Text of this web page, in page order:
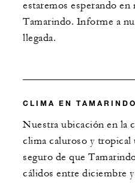
estaremos esperando
Tamarindo. Informe a
llegada.
CLIMA EN TAMARINDO
Nuestra ubicación en la
clima caluroso y tropical
seguro de que
cálidos entre diciembre